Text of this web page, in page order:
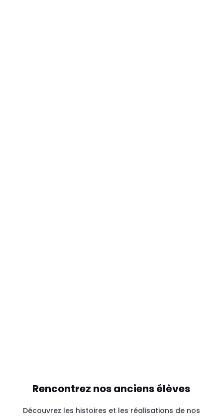
Rencontrez nos anciens élèves
Découvrez les histoires et les réalisations de nos